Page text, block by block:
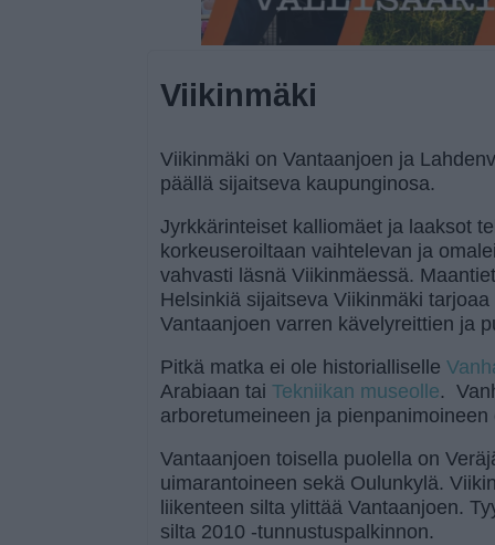
Viikinmäki
Viikinmäki on Vantaanjoen ja
päällä sijaitseva kaupunginosa.
Jyrkkärinteiset kalliomäet ja laaksot
korkeuseroiltaan vaihtelevan ja
vahvasti läsnä Viikinmäessä.
Helsinkiä sijaitseva Viikinmäki
Vantaanjoen varren kävelyreittien ja
Pitkä matka ei ole historialliselle
Arabiaan tai Tekniikan museolle.
arboretumeineen ja pienpanimoineen
Vantaanjoen toisella puolella on
uimarantoineen sekä Oulunkylä.
liikenteen silta ylittää Vantaanjoen.
silta 2010 -tunnustuspalkinnon.